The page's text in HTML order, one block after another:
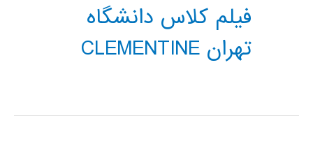
فیلم کلاس دانشگاه
تهران CLEMENTINE